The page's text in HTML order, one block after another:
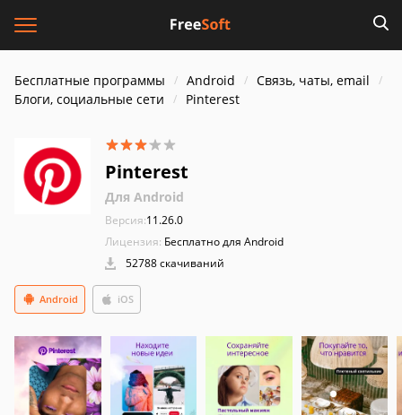
Бесплатные программы Android
Связь, чаты, email
Блоги, социальные сети
Pinterest
Pinterest
Для Android
Версия:11.26.0
Лицензия: Бесплатно для Android
52788 скачиваний
Android iOS